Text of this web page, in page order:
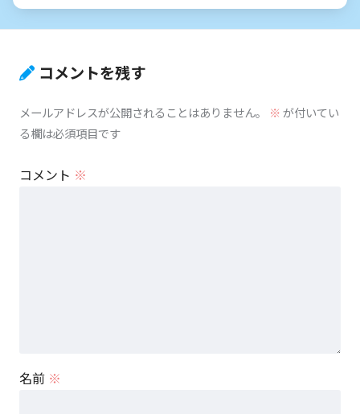
コメントを残す
メールアドレスが公開されることはありません。 ※が付いてい
る欄は必須項目です
コメント ※
名前 ※